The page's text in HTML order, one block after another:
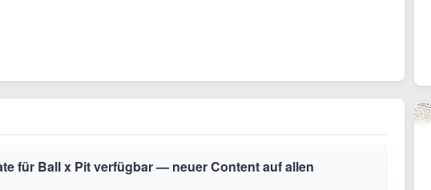
für Ball x Pit verfügbar — neuer Content auf allen